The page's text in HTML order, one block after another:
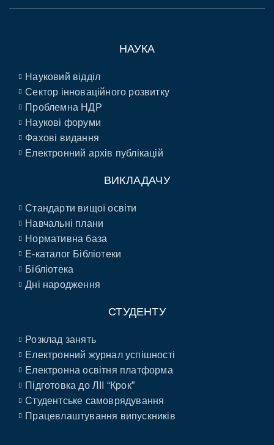
НАУКА
Науковий відділ
Сектор інноваційного розвитку
Проблемна НДР
Наукові форуми
Фахові видання
Електронний архів публікацій
ВИКЛАДАЧУ
Стандарти вищої освіти
Навчальні плани
Нормативна база
E-каталог Бібліотеки
Бібліотека
Дні народження
СТУДЕНТУ
Розклад занять
Електронний журнал успішності
Електронна освітня платформа
Підготовка до ЛІІ “Крок”
Студентське самоврядування
Працевлаштування випускників